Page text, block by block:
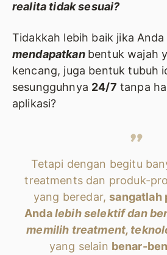
realita tidak sesuai?
Tidakkah lebih baik jika Anda
mendapatkan bentuk wajah
kencang, juga bentuk tubuh
sesungguhnya 24/7 tanpa
aplikasi?
Tetapi dengan begitu
treatments dan produk-
yang beredar,sangatlah
Andalebih selektif dan
memilih treatment,
yang selain benar-